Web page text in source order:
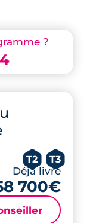
?
T2 T3
Déjà livré
700€